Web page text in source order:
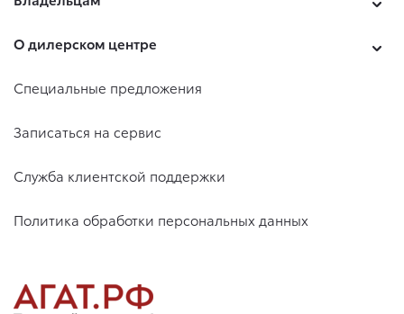
О дилерском центре
Специальные предложения
Записаться на сервис
Служба клиентской поддержки
Политика обработки персональных данных